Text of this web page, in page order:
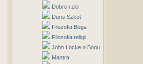
Dobro i zlo
Duns Szkot
Filozofia Boga
Filozofia religii
John Locke o Bogu
Mantra